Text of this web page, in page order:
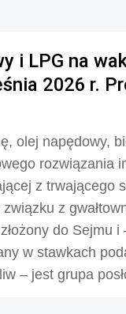
i LPG na
2026 r.
olej napędowy,
rozwiązania
z trwającego
z
do Sejmu
w stawkach
– jest grupa